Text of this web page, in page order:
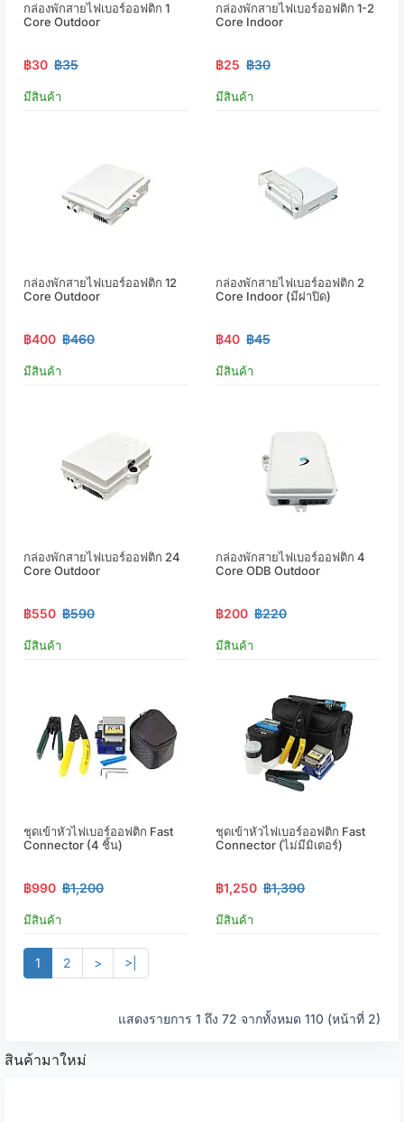
กล่องพักสายไฟเบอร์ออฟติก 1
Core Outdoor
฿30 ฿35
มีสินค้า
กล่องพักสายไฟเบอร์ออฟติก 1-2
Core Indoor
฿25 ฿30
มีสินค้า
กล่องพักสายไฟเบอร์ออฟติก 12
Core Outdoor
฿400 ฿460
มีสินค้า
กล่องพักสายไฟเบอร์ออฟติก 2
Core Indoor (มีฝาปิด)
฿40 ฿45
มีสินค้า
กล่องพักสายไฟเบอร์ออฟติก 24
Core Outdoor
฿550 ฿590
มีสินค้า
กล่องพักสายไฟเบอร์ออฟติก 4
Core ODB Outdoor
฿200 ฿220
มีสินค้า
ชุดเข้าหัวไฟเบอร์ออฟติก Fast
Connector (4 ชิ้น)
฿990 ฿1,200
มีสินค้า
ชุดเข้าหัวไฟเบอร์ออฟติก Fast
Connector (ไม่มีมิเตอร์)
฿1,250 ฿1,390
มีสินค้า
1 2 > >|
แสดงรายการ 1 ถึง 72 จากทั้งหมด 110 (หน้าที่ 2)
สินค้ามาใหม่